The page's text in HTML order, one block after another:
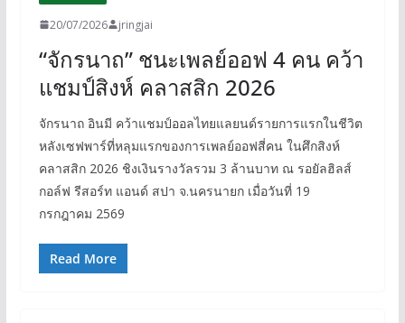
20/07/2026 jringjai
“จักรนาถ” ชนะเพลย์ออฟ 4 คน คว้า
แชมป์สิงห์ คลาสสิก 2026
จักรนาถ อินมี คว้าแชมป์ออลไทยแลยนด์รายการแรกในชีวิต
หลังเซฟพาร์ที่หลุมแรกของการเพลย์ออฟสี่คน ในศึกสิงห์
คลาสสิก 2026 ชิงเงินรางวัลรวม 3 ล้านบาท ณ รอยัลฮิลส์
กอล์ฟ รีสอร์ท แอนด์ สปา จ.นครนายก เมื่อวันที่ 19
กรกฎาคม 2569
Read More